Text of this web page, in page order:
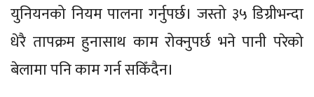
युनियनको नियम पालना गर्नुपर्छ। जस्तो ३५ डिग्रीभन्दा
धेरै तापक्रम हुनासाथ काम रोक्नुपर्छ भने पानी परेको
बेलामा पनि काम गर्न सकिँदैन।